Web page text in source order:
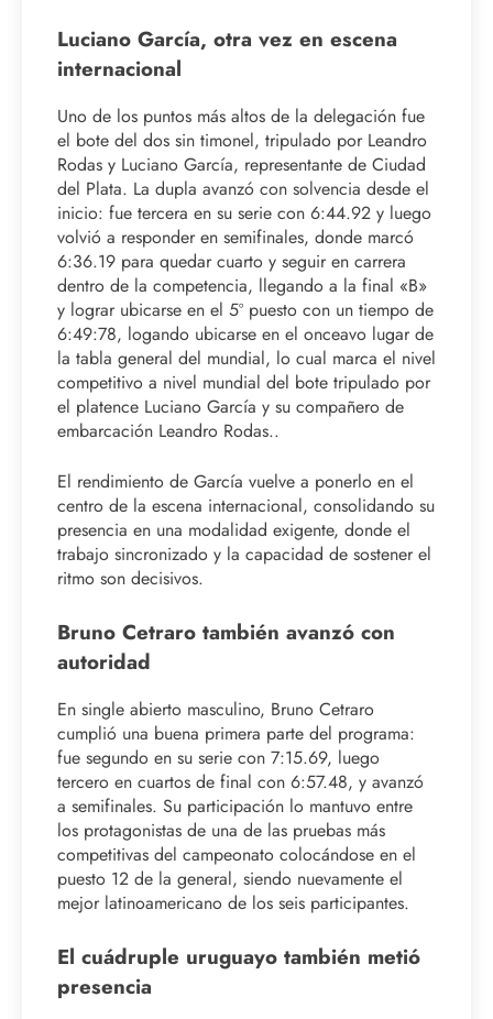
Luciano García, otra vez en escena
internacional
Uno de los puntos más altos de la delegación fue
el bote del dos sin timonel, tripulado por Leandro
Rodas y Luciano García, representante de Ciudad
del Plata. La dupla avanzó con solvencia desde el
inicio: fue tercera en su serie con 6:44.92 y luego
volvió a responder en semifinales, donde marcó
6:36.19 para quedar cuarto y seguir en carrera
dentro de la competencia, llegando a la final «B»
y lograr ubicarse en el 5º puesto con un tiempo de
6:49:78, logando ubicarse en el onceavo lugar de
la tabla general del mundial, lo cual marca el nivel
competitivo a nivel mundial del bote tripulado por
el platence Luciano García y su compañero de
embarcación Leandro Rodas..
El rendimiento de García vuelve a ponerlo en el
centro de la escena internacional, consolidando su
presencia en una modalidad exigente, donde el
trabajo sincronizado y la capacidad de sostener el
ritmo son decisivos.
Bruno Cetraro también avanzó con
autoridad
En single abierto masculino, Bruno Cetraro
cumplió una buena primera parte del programa:
fue segundo en su serie con 7:15.69, luego
tercero en cuartos de final con 6:57.48, y avanzó
a semifinales. Su participación lo mantuvo entre
los protagonistas de una de las pruebas más
competitivas del campeonato colocándose en el
puesto 12 de la general, siendo nuevamente el
mejor latinoamericano de los seis participantes.
El cuádruple uruguayo también metió
presencia